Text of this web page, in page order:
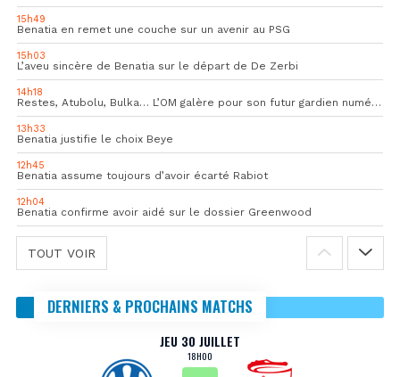
15h49
Benatia en remet une couche sur un avenir au PSG
15h03
L’aveu sincère de Benatia sur le départ de De Zerbi
14h18
Restes, Atubolu, Bulka… L’OM galère pour son futur gardien numéro 1
13h33
Benatia justifie le choix Beye
12h45
Benatia assume toujours d’avoir écarté Rabiot
12h04
Benatia confirme avoir aidé sur le dossier Greenwood
TOUT VOIR
DERNIERS & PROCHAINS MATCHS
JEU 30 JUILLET
18H00